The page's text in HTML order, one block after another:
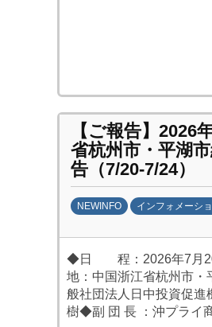
c
i
p
o
【ご報告】2026
省杭州市・平湖
告（7/20-7/24）
NEWINFO インフォメーシ
劉
娜
◆日 程：2026年7月20
地：中国浙江省杭州市
般社団法人日中投資促
樹◆副 団 長 ：沖プラ